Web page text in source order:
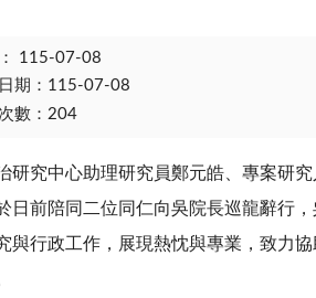
115-07-08
期：115-07-08
數：204
研究中心助理研究員鄭元皓、專案研
日前陪同二位同仁向吳院長巡龍辭行
與行政工作，展現熱忱與專業，致力